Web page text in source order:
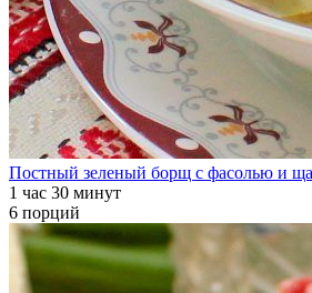
Постный зеленый борщ с фасолью и
1 час 30 минут
6 порций